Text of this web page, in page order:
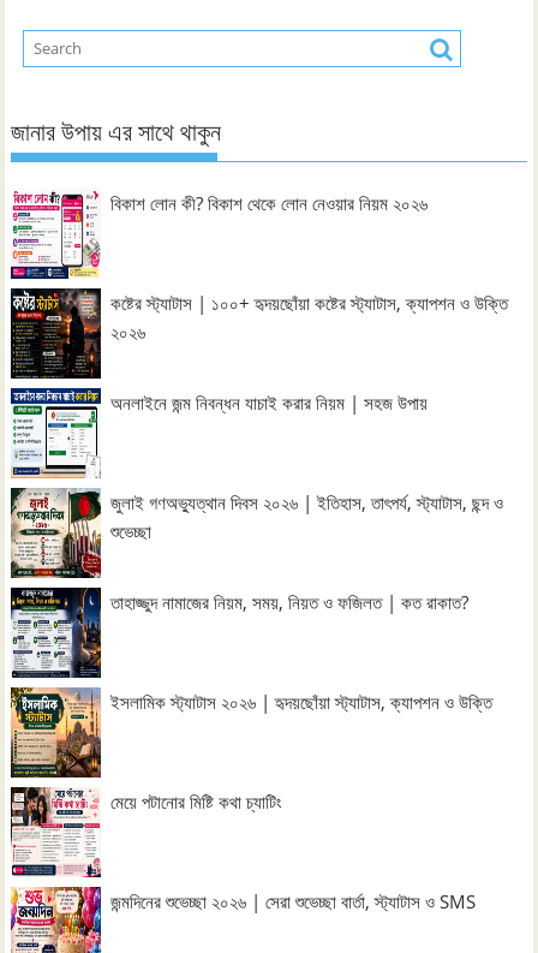
জানার উপায় এর সাথে থাকুন
বিকাশ লোন কী? বিকাশ থেকে লোন নেওয়ার নিয়ম ২০২৬
কষ্টের স্ট্যাটাস | ১০০+ হৃদয়ছোঁয়া কষ্টের স্ট্যাটাস, ক্যাপশন ও উক্তি
২০২৬
অনলাইনে জন্ম নিবন্ধন যাচাই করার নিয়ম | সহজ উপায়
জুলাই গণঅভ্যুত্থান দিবস ২০২৬ | ইতিহাস, তাৎপর্য, স্ট্যাটাস, ছন্দ ও
শুভেচ্ছা
তাহাজ্জুদ নামাজের নিয়ম, সময়, নিয়ত ও ফজিলত | কত রাকাত?
ইসলামিক স্ট্যাটাস ২০২৬ | হৃদয়ছোঁয়া স্ট্যাটাস, ক্যাপশন ও উক্তি
মেয়ে পটানোর মিষ্টি কথা চ্যাটিং
জন্মদিনের শুভেচ্ছা ২০২৬ | সেরা শুভেচ্ছা বার্তা, স্ট্যাটাস ও SMS